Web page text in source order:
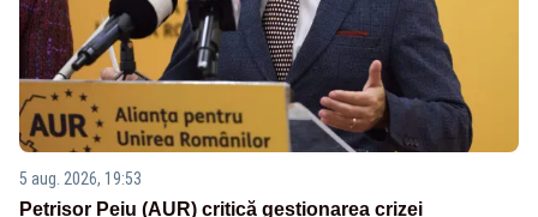
5 aug. 2026, 19:53
Petrișor Peiu (AUR) critică gestionarea crizei